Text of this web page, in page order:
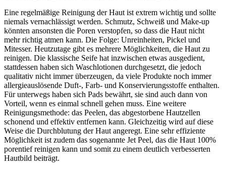
Eine regelmäßige Reinigung der Haut ist extrem wichtig und sollte
niemals vernachlässigt werden. Schmutz, Schweiß und Make-up
könnten ansonsten die Poren verstopfen, so dass die Haut nicht
mehr richtig atmen kann. Die Folge: Unreinheiten, Pickel und
Mitesser. Heutzutage gibt es mehrere Möglichkeiten, die Haut zu
reinigen. Die klassische Seife hat inzwischen etwas ausgedient,
stattdessen haben sich Waschlotionen durchgesetzt, die jedoch
qualitativ nicht immer überzeugen, da viele Produkte noch immer
allergieauslösende Duft-, Farb- und Konservierungsstoffe enthalten.
Für unterwegs haben sich Pads bewährt, sie sind auch dann von
Vorteil, wenn es einmal schnell gehen muss. Eine weitere
Reinigungsmethode: das Peelen, das abgestorbene Hautzellen
schonend und effektiv entfernen kann. Gleichzeitig wird auf diese
Weise die Durchblutung der Haut angeregt. Eine sehr effiziente
Möglichkeit ist zudem das sogenannte Jet Peel, das die Haut 100%
porentief reinigen kann und somit zu einem deutlich verbesserten
Hautbild beiträgt.